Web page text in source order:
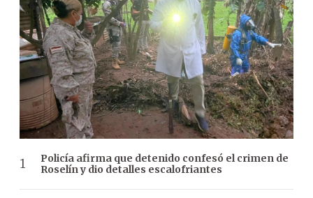
Policía afirma que detenido confesó el crimen de
Roselín y dio detalles escalofriantes